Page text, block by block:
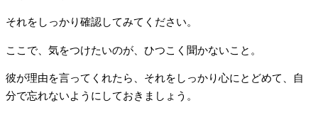
それをしっかり確認してみてください。
ここで、気をつけたいのが、ひつこく聞かないこと。
彼が理由を言ってくれたら、それをしっかり心にとどめて、自
分で忘れないようにしておきましょう。